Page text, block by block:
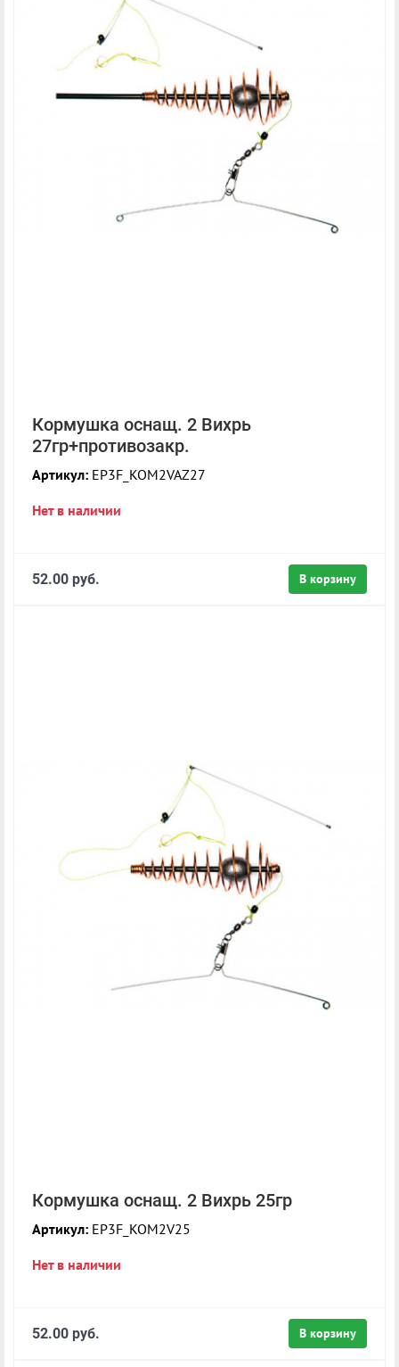
Кормушка оснащ. 2 Вихрь
27гр+противозакр.
Артикул: EP3F_KOM2VAZ27
Нет в наличии
В корзину
52.00 руб.
Кормушка оснащ. 2 Вихрь 25гр
Артикул: EP3F_KOM2V25
Нет в наличии
В корзину
52.00 руб.